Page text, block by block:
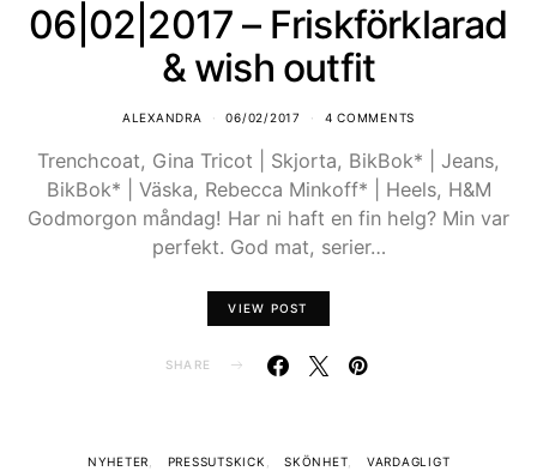
06|02|2017 – Friskförklarad
& wish outfit
ALEXANDRA 06/02/2017 4 COMMENTS
Trenchcoat, Gina Tricot | Skjorta, BikBok* | Jeans,
BikBok* | Väska, Rebecca Minkoff* | Heels, H&M
Godmorgon måndag! Har ni haft en fin helg? Min var
perfekt. God mat, serier…
VIEW POST
SHARE
NYHETER PRESSUTSKICK SKÖNHET VARDAGLIGT